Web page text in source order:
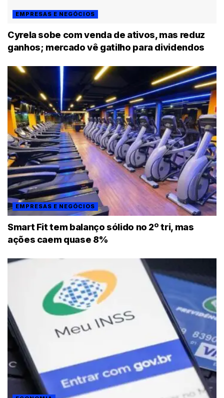
EMPRESAS E NEGÓCIOS
Cyrela sobe com venda de ativos, mas reduz
ganhos; mercado vê gatilho para dividendos
EMPRESAS E NEGÓCIOS
Smart Fit tem balanço sólido no 2º tri, mas
ações caem quase 8%